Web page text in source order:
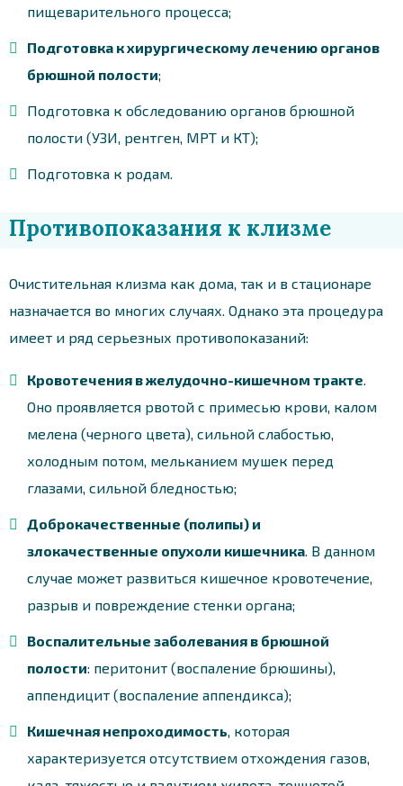
пищеварительного процесса;
Подготовка к хирургическому лечению органов
брюшной полости;
Подготовка к обследованию органов брюшной
полости (УЗИ, рентген, МРТ и КТ);
Подготовка к родам.
Противопоказания к клизме
Очистительная клизма как дома, так и в стационаре
назначается во многих случаях. Однако эта процедура
имеет и ряд серьезных противопоказаний:
Кровотечения в желудочно-кишечном тракте.
Оно проявляется рвотой с примесью крови, калом
мелена (черного цвета), сильной слабостью,
холодным потом, мельканием мушек перед
глазами, сильной бледностью;
Доброкачественные (полипы) и
злокачественные опухоли кишечника. В данном
случае может развиться кишечное кровотечение,
разрыв и повреждение стенки органа;
Воспалительные заболевания в брюшной
полости: перитонит (воспаление брюшины),
аппендицит (воспаление аппендикса);
Кишечная непроходимость, которая
характеризуется отсутствием отхождения газов,